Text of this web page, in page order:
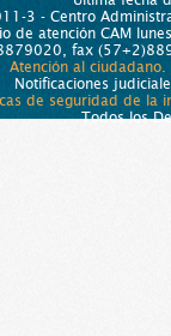
3 - Centro
de atención CAM
fax
Atención al ciudadano.
Notificaciones
de seguridad de la
Todos los